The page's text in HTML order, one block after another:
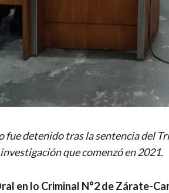
fue detenido tras la sentencia del
que comenzó en 2021.
en lo Criminal N°2 de Zárate-